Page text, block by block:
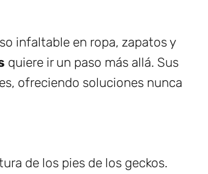
infaltable en ropa, zapatos y
quiere ir un paso más allá. Sus
ofreciendo soluciones nunca
de los pies de los geckos.